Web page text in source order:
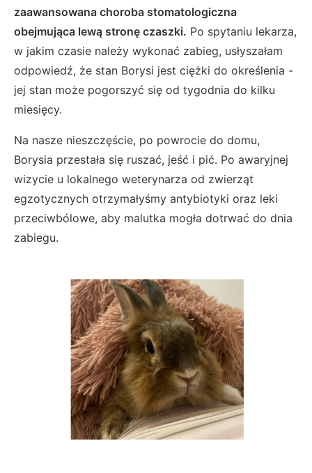
zaawansowana choroba stomatologiczna
obejmująca lewą stronę czaszki. Po spytaniu lekarza,
w jakim czasie należy wykonać zabieg, usłyszałam
odpowiedź, że stan Borysi jest ciężki do określenia -
jej stan może pogorszyć się od tygodnia do kilku
miesięcy.
Na nasze nieszczęście, po powrocie do domu,
Borysia przestała się ruszać, jeść i pić. Po awaryjnej
wizycie u lokalnego weterynarza od zwierząt
egzotycznych otrzymałyśmy antybiotyki oraz leki
przeciwbólowe, aby malutka mogła dotrwać do dnia
zabiegu.